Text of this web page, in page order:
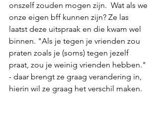
onszelf zouden mogen zijn.  Wat als we
onze eigen bff kunnen zijn? Ze las
laatst deze uitspraak en die kwam wel
binnen. "Als je tegen je vrienden zou
praten zoals je (soms) tegen jezelf
praat, zou je weinig vrienden hebben."
- daar brengt ze graag verandering in,
hierin wil ze graag het verschil maken.